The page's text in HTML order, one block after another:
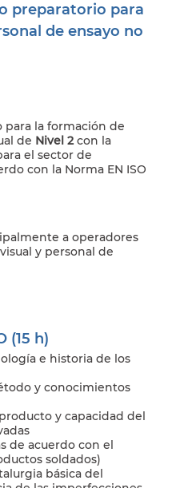
preparatorio para
de ensayo no
para la formación de
de Nivel 2con la
el sector de
con la Norma EN ISO
a operadores
y personal de
(15 h)
e historia de los
y conocimientos
y capacidad del
de acuerdo con el
soldados)
básica del